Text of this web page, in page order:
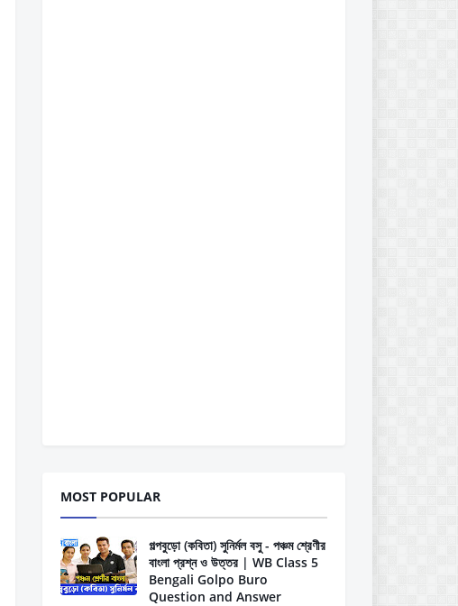
MOST POPULAR
গল্পবুড়ো (কবিতা) সুনির্মল বসু - পঞ্চম শ্রেণীর
বাংলা প্রশ্ন ও উত্তর | WB Class 5
Bengali Golpo Buro
Question and Answer